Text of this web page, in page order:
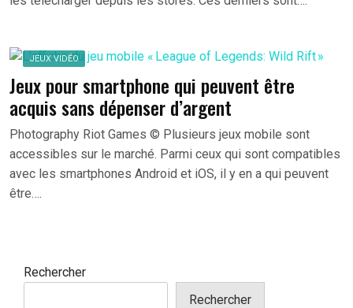
JEUX VIDÉO
Jeux pour smartphone qui peuvent être
acquis sans dépenser d’argent
Photography Riot Games © Plusieurs jeux mobile sont
accessibles sur le marché. Parmi ceux qui sont compatibles
avec les smartphones Android et iOS, il y en a qui peuvent
être….
Rechercher
Rechercher